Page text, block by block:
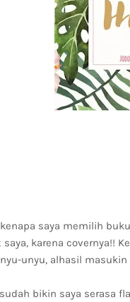
saya memilih
karena covernya!!
unyu, alhasil
bikin saya serasa